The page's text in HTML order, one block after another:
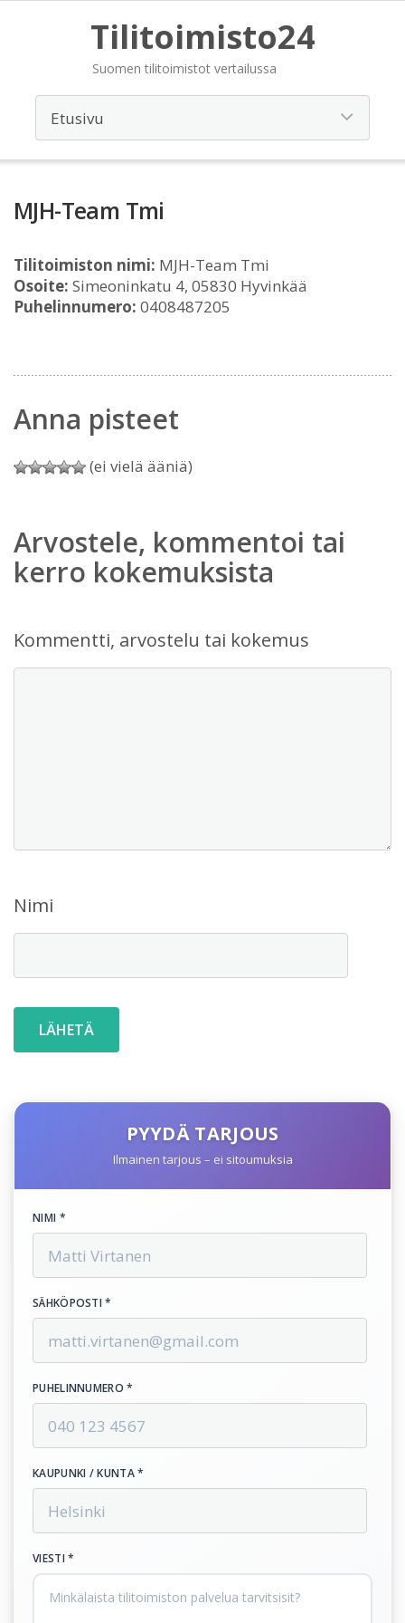
Tilitoimisto24
Suomen tilitoimistot vertailussa
MJH-Team Tmi
Tilitoimiston nimi: MJH-Team Tmi
Osoite: Simeoninkatu 4, 05830 Hyvinkää
Puhelinnumero: 0408487205
Anna pisteet
(ei vielä ääniä)
Arvostele, kommentoi tai
kerro kokemuksista
Kommentti, arvostelu tai kokemus
Nimi
PYYDÄ TARJOUS
Ilmainen tarjous – ei sitoumuksia
NIMI *
SÄHKÖPOSTI *
PUHELINNUMERO *
KAUPUNKI / KUNTA *
VIESTI *